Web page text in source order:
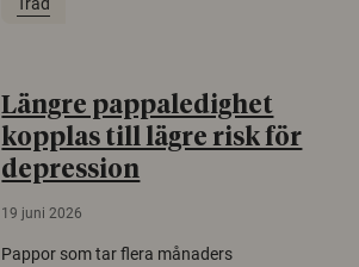
Längre pappaledighet
kopplas till lägre risk för
depression
19 juni 2026
Pappor som tar flera månaders